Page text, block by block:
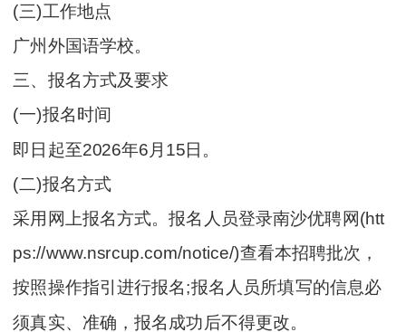
(三)工作地点
广州外国语学校。
三、报名方式及要求
(一)报名时间
即日起至2026年6月15日。
(二)报名方式
采用网上报名方式。报名人员登录南沙优聘网(htt
ps://www.nsrcup.com/notice/)查看本招聘批次，
按照操作指引进行报名;报名人员所填写的信息必
须真实、准确，报名成功后不得更改。